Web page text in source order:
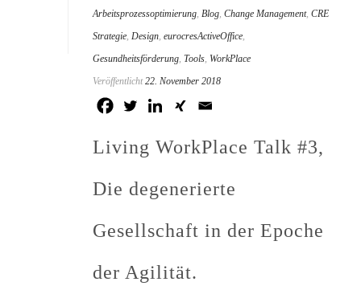
Arbeitsprozessoptimierung Blog Change Management, CRE
Strategie Design eurocresActiveOffice
Gesundheitsförderung Tools WorkPlace
Veröffentlicht 22. November 2018
Living WorkPlace Talk #3,
Die degenerierte
Gesellschaft in der Epoche
der Agilität.